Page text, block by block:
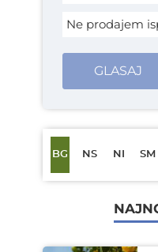
Ne prodajem
GLASAJ
BG NS NI SM